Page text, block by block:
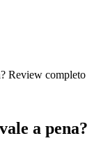
Review completo
a pena?